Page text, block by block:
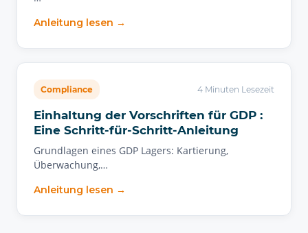
Anleitung lesen →
Compliance 4 Minuten Lesezeit
Einhaltung der Vorschriften für GDP :
Eine Schritt-für-Schritt-Anleitung
Grundlagen eines GDP Lagers: Kartierung,
Überwachung,…
Anleitung lesen →